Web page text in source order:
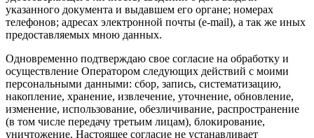
указанного документа и выдавшем его органе; номерах
телефонов; адресах электронной почты (е-mail), а так же иных
предоставляемых мною данных.
Одновременно подтверждаю свое согласие на обработку и
осуществление Оператором следующих действий с моими
персональными данными: сбор, запись, систематизацию,
накопление, хранение, извлечение, уточнение, обновление,
изменение, использование, обезличивание, распространение
(в том числе передачу третьим лицам), блокирование,
уничтожение. Настоящее согласие не устанавливает